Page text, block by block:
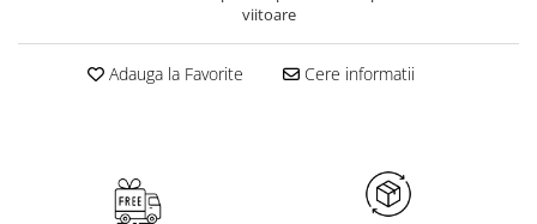
viitoare
Adauga la Favorite Cere informatii